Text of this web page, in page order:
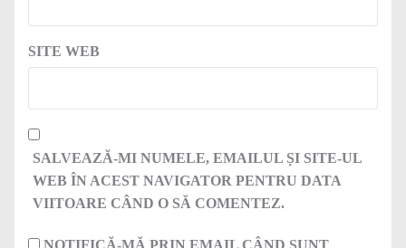
SITE WEB
SALVEAZĂ-MI NUMELE, EMAILUL ȘI SITE-UL
WEB ÎN ACEST NAVIGATOR PENTRU DATA
VIITOARE CÂND O SĂ COMENTEZ.
NOTIFICĂ-MĂ PRIN EMAIL CÂND SUNT